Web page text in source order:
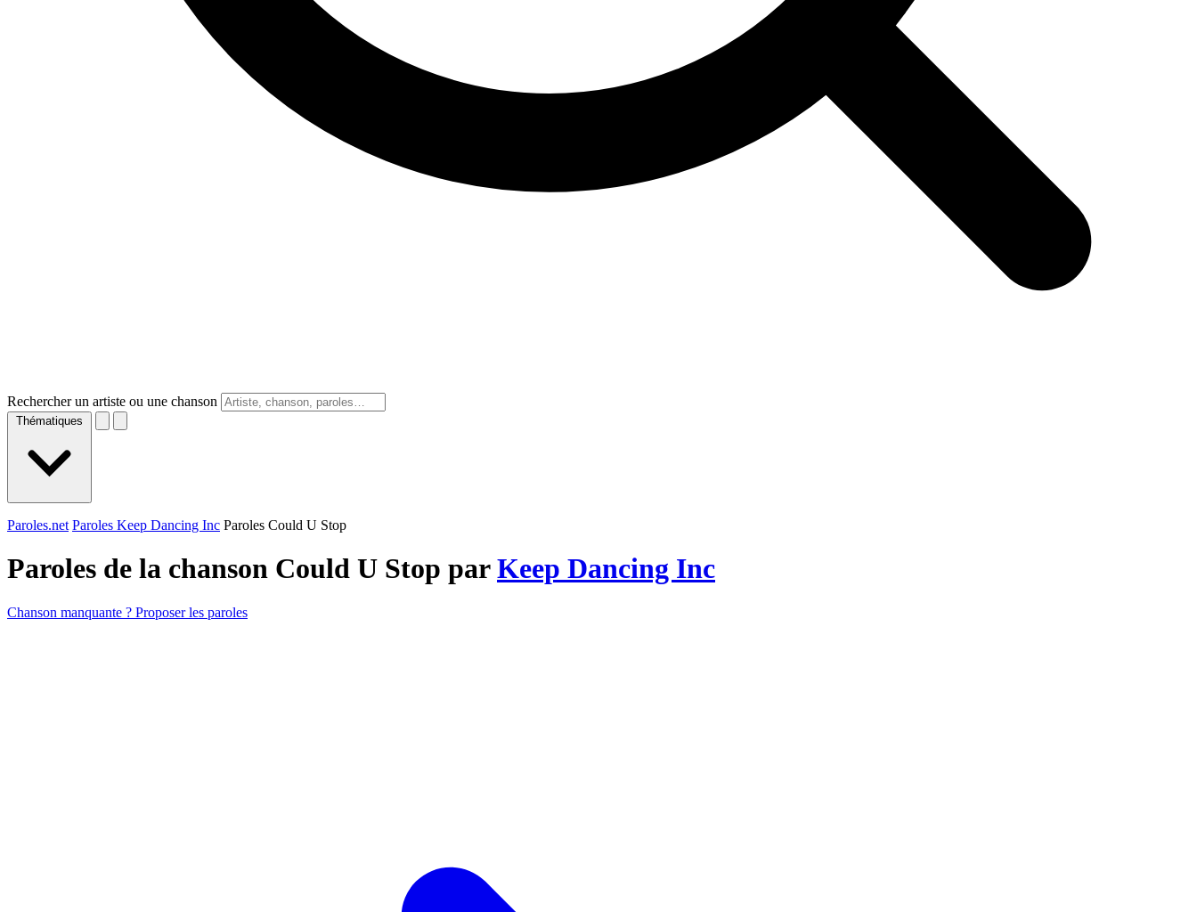
Rechercher un artiste ou une chanson
Thématiques
Paroles.net Paroles Keep Dancing Inc Paroles Could U Stop
Paroles de la chanson Could U Stop parKeep Dancing Inc
Chanson manquante ? Proposer les paroles